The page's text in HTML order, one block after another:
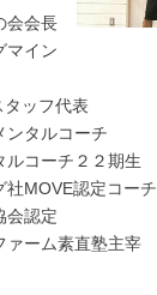
会会長
マイン
タッフ代表
ンタルコーチ
ルコーチ２２期生
社MOVE認定コーチ
会認定
ァーム素直塾主宰